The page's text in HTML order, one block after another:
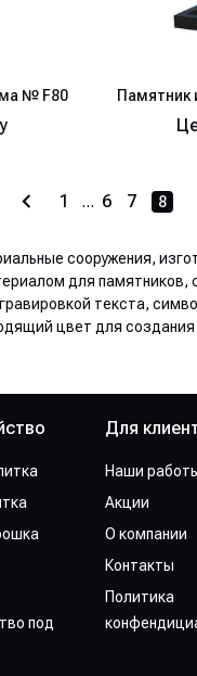
№ F80 Памятник
1 ... 6 7 8
сооружения,
для
текста,
цвет для
под
Для
Наши
Акции
О компании
Контакты
Политика